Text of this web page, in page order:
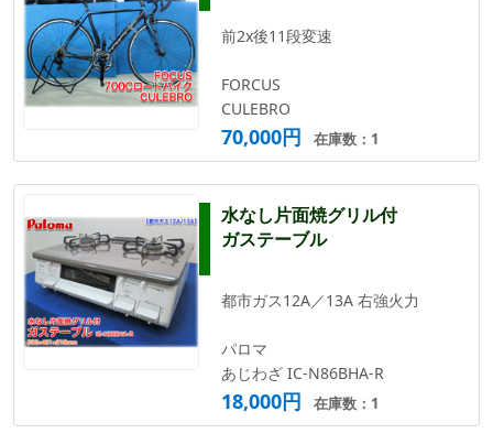
前2x後11段変速
FORCUS
CULEBRO
70,000円 在庫数：1
水なし片面焼グリル付
ガステーブル
都市ガス12A／13A 右強火力
パロマ
あじわざ IC-N86BHA-R
18,000円 在庫数：1